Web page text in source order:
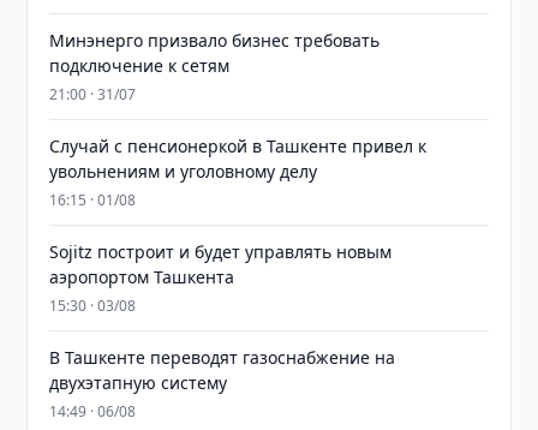
Минэнерго призвало бизнес требовать
подключение к сетям
21:00 · 31/07
Случай с пенсионеркой в Ташкенте привел к
увольнениям и уголовному делу
16:15 · 01/08
Sojitz построит и будет управлять новым
аэропортом Ташкента
15:30 · 03/08
В Ташкенте переводят газоснабжение на
двухэтапную систему
14:49 · 06/08